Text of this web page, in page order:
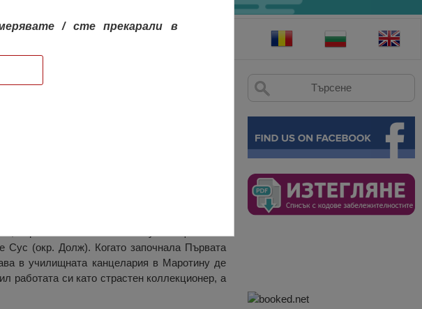
по-специално 1912 г., когато учителят
първо в местното основно училище в село
(окр. Долж). Когато започнала Първата
в училищната канцелария в Маротину де
работата си като страстен коллекционер, а
/ сте прекарали в